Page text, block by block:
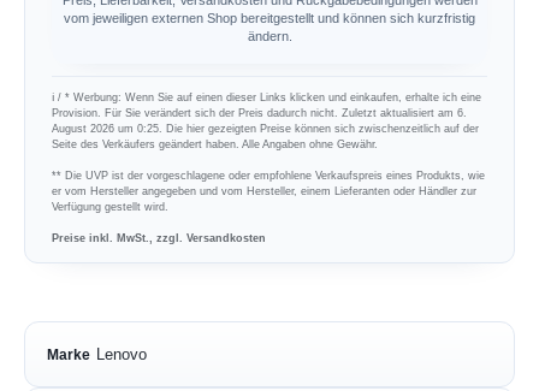
vom jeweiligen externen Shop bereitgestellt und können sich kurzfristig
ändern.
ℹ︎ / * Werbung: Wenn Sie auf einen dieser Links klicken und einkaufen, erhalte ich eine
Provision. Für Sie verändert sich der Preis dadurch nicht. Zuletzt aktualisiert am 6.
August 2026 um 0:25. Die hier gezeigten Preise können sich zwischenzeitlich auf der
Seite des Verkäufers geändert haben. Alle Angaben ohne Gewähr.
** Die UVP ist der vorgeschlagene oder empfohlene Verkaufspreis eines Produkts, wie
er vom Hersteller angegeben und vom Hersteller, einem Lieferanten oder Händler zur
Verfügung gestellt wird.
Preise inkl. MwSt., zzgl. Versandkosten
Marke Lenovo